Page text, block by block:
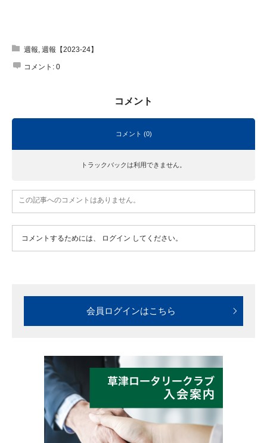
週報, 週報【2023-24】
コメント: 0
コメント
コメント (0)
トラックバックは利用できません。
この記事へのコメントはありません。
コメントするためには、 ログイン してください。
会員ログインはこちら